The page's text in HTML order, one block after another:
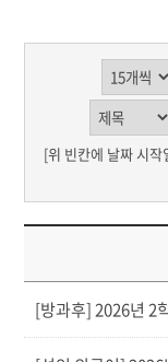
[위 빈칸에 날짜 시
[방과후] 2026년 2